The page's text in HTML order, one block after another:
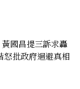
國昌提三訴求轟
批政府迴避真相